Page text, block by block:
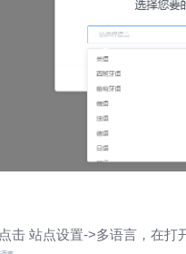
击 站点设置->多语言，在打